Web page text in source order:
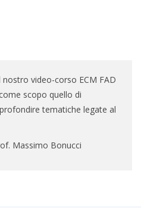
video-corso ECM FAD
scopo quello di
tematiche legate al
Massimo Bonucci